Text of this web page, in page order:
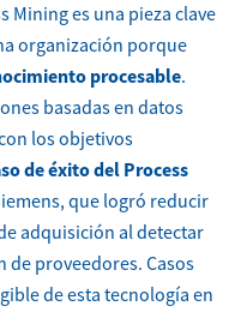
Mining es una pieza clave
organización porque
procesable.
basadas en datos
los objetivos
de éxito del Process
que logró reducir
adquisición al detectar
de proveedores. Casos
de esta tecnología en